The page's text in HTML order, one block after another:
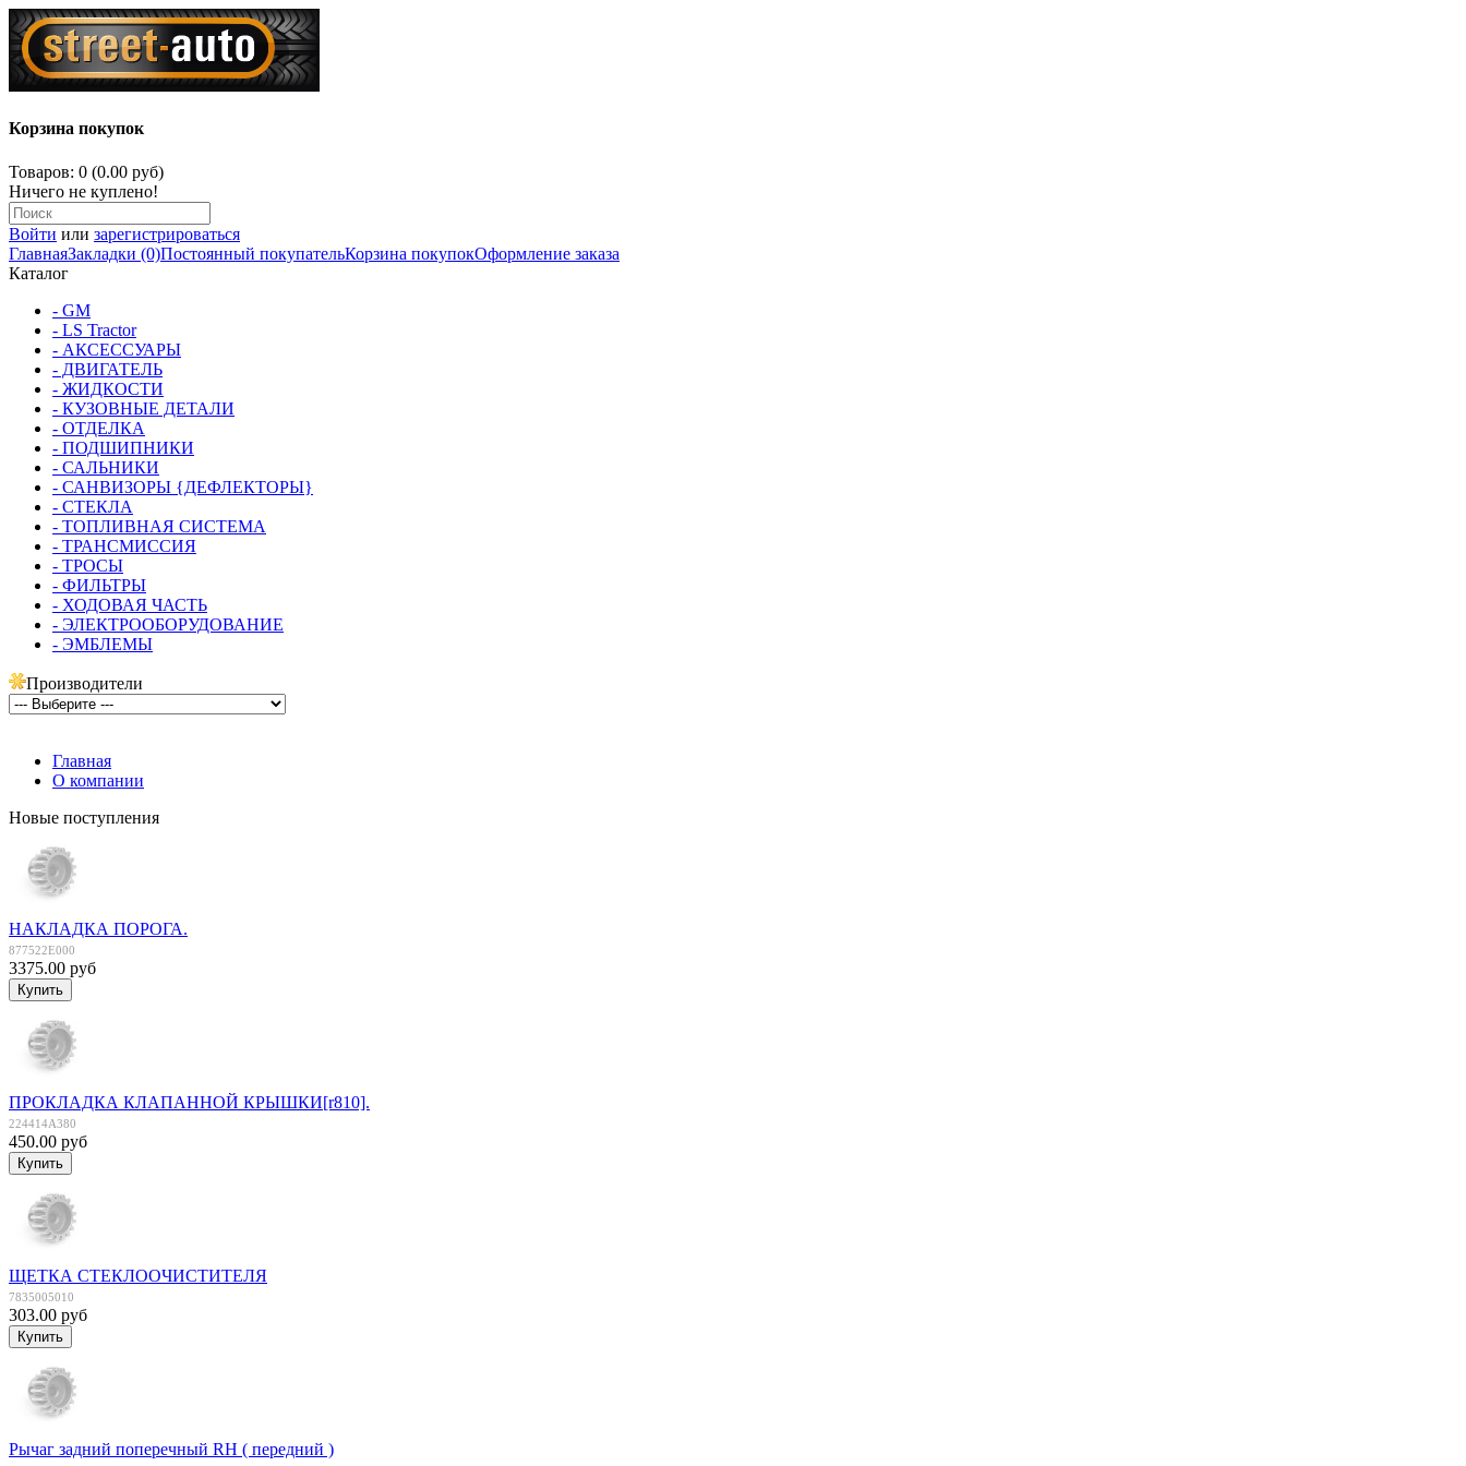
Корзина покупок
Товаров: 0 (0.00 руб)
Ничего не куплено!
Войти или зарегистрироваться
ГлавнаяЗакладки (0)Постоянный покупательКорзина покупокОформление заказа
Каталог
- GM
- LS Tractor
- АКСЕССУАРЫ
- ДВИГАТЕЛЬ
- ЖИДКОСТИ
- КУЗОВНЫЕ ДЕТАЛИ
- ОТДЕЛКА
- ПОДШИПНИКИ
- САЛЬНИКИ
- САНВИЗОРЫ {ДЕФЛЕКТОРЫ}
- СТЕКЛА
- ТОПЛИВНАЯ СИСТЕМА
- ТРАНСМИССИЯ
- ТРОСЫ
- ФИЛЬТРЫ
- ХОДОВАЯ ЧАСТЬ
- ЭЛЕКТРООБОРУДОВАНИЕ
- ЭМБЛЕМЫ
Производители
Главная
О компании
Новые поступления
НАКЛАДКА ПОРОГА.
877522E000
3375.00 руб
ПРОКЛАДКА КЛАПАННОЙ КРЫШКИ[r810].
224414A380
450.00 руб
ЩЕТКА СТЕКЛООЧИСТИТЕЛЯ
7835005010
303.00 руб
Рычаг задний поперечный RH ( передний )